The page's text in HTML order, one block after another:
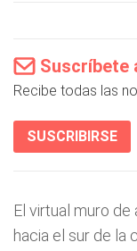
Suscríbete
Recibe todas las
SUSCRIBIRSE
El virtual muro
hacia el sur de la